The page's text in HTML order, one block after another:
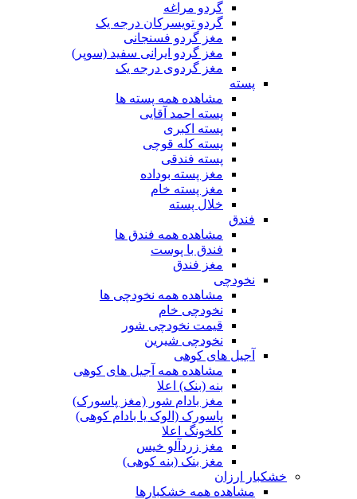
گردو مراغه
گردو تویسرکان درجه یک
مغز گردو فسنجانی
مغز گردو ایرانی سفید (سوپر)
مغز گردوی درجه یک
پسته
مشاهده همه پسته ها
پسته احمد آقایی
پسته اکبری
پسته کله قوچی
پسته فندقی
مغز پسته بوداده
مغز پسته خام
خلال پسته
فندق
مشاهده همه فندق ها
فندق با پوست
مغز فندق
نخودچی
مشاهده همه نخودچی ها
نخودچی خام
قیمت نخودچی شور
نخودچی شیرین
آجیل های کوهی
مشاهده همه آجیل های کوهی
بنه (بنک) اعلا
مغز بادام شور (مغز پاسورک)
پاسورک (الوک یا بادام کوهی)
کلخونگ اعلا
مغز زردآلو خیس
مغز بنک (بنه کوهی)
خشکبار ارزان
مشاهده همه خشکبارها